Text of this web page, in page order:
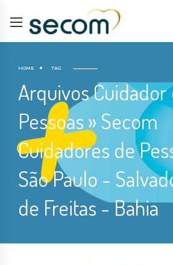
HOME TAG
Arquivos Cuidador
Pessoas » Secom
Cuidadores de
São Paulo -
de Freitas - Bahia